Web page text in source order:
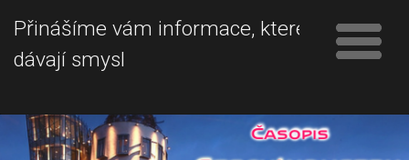
Přinášíme vám informace, které
dávají smysl